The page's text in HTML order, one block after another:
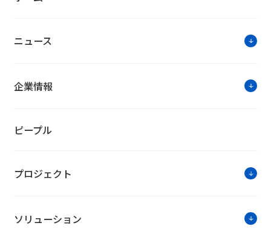
ニュース
企業情報
ピープル
プロジェクト
ソリューション